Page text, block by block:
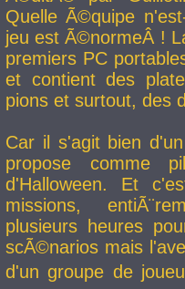
Quelle Ã©quipe
jeu est Ã©normeÂ !
premiers PC
et contient des
pions et surtout, des
Car il s'agit bien
propose comme
d'Halloween. Et
missions,
plusieurs heures
scÃ©narios mais
d'un groupe de